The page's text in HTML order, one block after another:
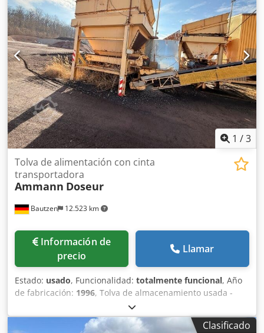
1 /3
Bautzen 12.523 km
Tolva de alimentación con cinta
transportadora
Ammann Doseur
Información de
precio
Llamar
Estado: usado, Funcionalidad: totalmente funcional, Año
de fabricación: 1996, Tolva de almacenamiento usada -
Cinta de descarga -Cinta transportadora Dedszq S Avspfx
Ak Uekr
Clasificado